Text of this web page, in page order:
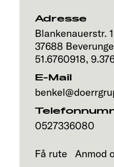
Adresse
Blankenauerstr.
37688
51.6760918,
E-Mail
0527336080
Få rute Anmod